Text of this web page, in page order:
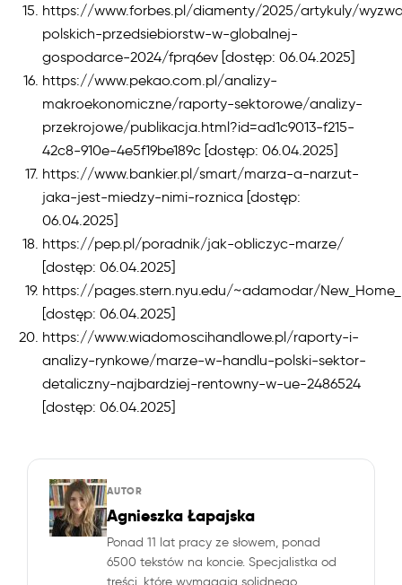
https://www.forbes.pl/diamenty/2025/artykuly/
polskich-przedsiebiorstw-w-globalnej-
gospodarce-2024/fprq6ev [dostęp: 06.04.2025]
https://www.pekao.com.pl/analizy-
makroekonomiczne/raporty-sektorowe/analizy-
przekrojowe/publikacja.html?id=ad1c9013-f215-
42c8-910e-4e5f19be189c [dostęp: 06.04.2025]
https://www.bankier.pl/smart/marza-a-narzut-
jaka-jest-miedzy-nimi-roznica [dostęp:
06.04.2025]
https://pep.pl/poradnik/jak-obliczyc-marze/
[dostęp: 06.04.2025]
https://pages.stern.nyu.edu/~adamodar/
[dostęp: 06.04.2025]
https://www.wiadomoscihandlowe.pl/raporty-i-
analizy-rynkowe/marze-w-handlu-polski-sektor-
detaliczny-najbardziej-rentowny-w-ue-2486524
[dostęp: 06.04.2025]
AUTOR
Agnieszka Łapajska
Ponad 11 lat pracy ze słowem, ponad
6500 tekstów na koncie. Specjalistka od
treści, które wymagają solidnego